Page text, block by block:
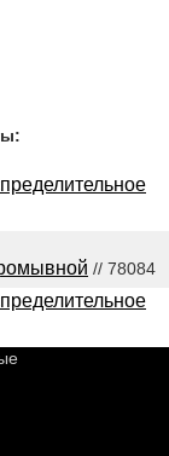
// 78084